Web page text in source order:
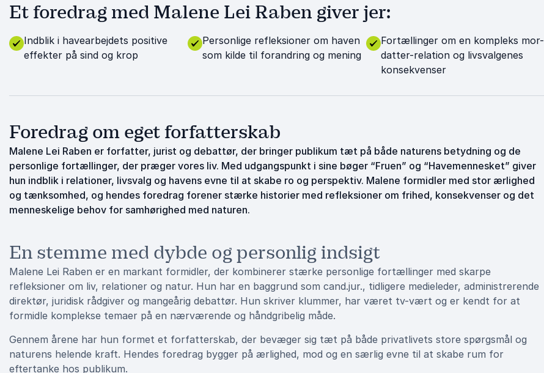
Et foredrag med Malene Lei Raben giver jer:
Indblik i havearbejdets positive
effekter på sind og krop
Personlige refleksioner om haven
som kilde til forandring og mening
Fortællinger om en kompleks mor-
datter-relation og livsvalgenes
konsekvenser
Foredrag om eget forfatterskab
Malene Lei Raben er forfatter, jurist og debattør, der bringer publikum tæt på både naturens betydning og de
personlige fortællinger, der præger vores liv. Med udgangspunkt i sine bøger “Fruen” og “Havemennesket” giver
hun indblik i relationer, livsvalg og havens evne til at skabe ro og perspektiv. Malene formidler med stor ærlighed
og tænksomhed, og hendes foredrag forener stærke historier med refleksioner om frihed, konsekvenser og det
menneskelige behov for samhørighed med naturen.
En stemme med dybde og personlig indsigt
Malene Lei Raben er en markant formidler, der kombinerer stærke personlige fortællinger med skarpe
refleksioner om liv, relationer og natur. Hun har en baggrund som cand.jur., tidligere medieleder, administrerende
direktør, juridisk rådgiver og mangeårig debattør. Hun skriver klummer, har været tv-vært og er kendt for at
formidle komplekse temaer på en nærværende og håndgribelig måde.
Gennem årene har hun formet et forfatterskab, der bevæger sig tæt på både privatlivets store spørgsmål og
naturens helende kraft. Hendes foredrag bygger på ærlighed, mod og en særlig evne til at skabe rum for
eftertanke hos publikum.